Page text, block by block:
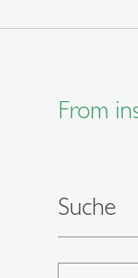
From
Suche